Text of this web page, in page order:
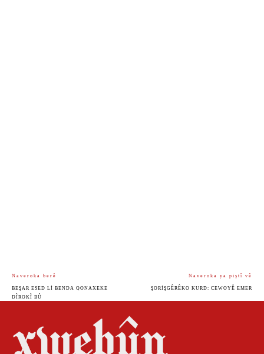
Naveroka berê
BEŞAR ESED LI BENDA QONAXEKE
DÎROKÎ BÛ
Naveroka ya piştî vê
ŞORIŞGÊRÊKO KURD: CEWOYÊ EMER